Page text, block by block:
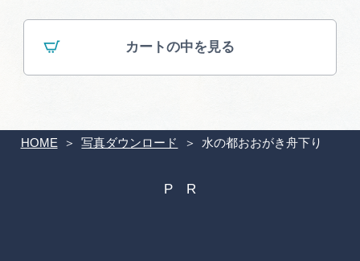
HOME 写真ダウンロード 水の都おおがき舟下り
カートの中を見る